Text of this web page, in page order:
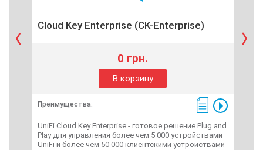
Cloud Key Enterprise (CK-Enterprise)
0 грн.
В корзину
Преимущества:
UniFi Cloud Key Enterprise - готовое решение Plug and
Play для управления более чем 5 000 устройствами
UniFi и более чем 50 000 клиентскими устройствами